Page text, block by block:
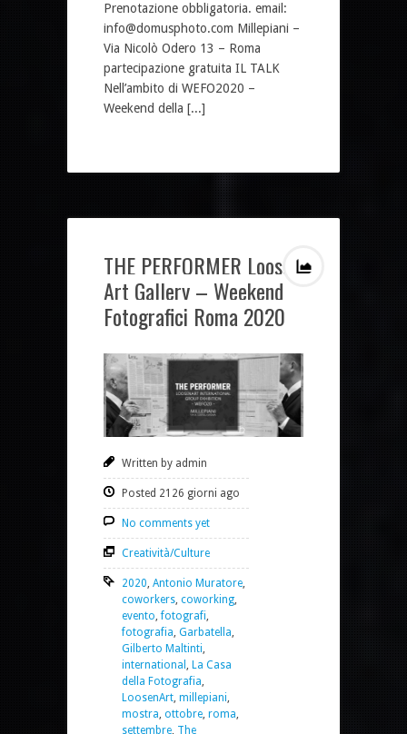
Prenotazione obbligatoria. email:
info@domusphoto.com Millepiani –
Via Nicolò Odero 13 – Roma
partecipazione gratuita IL TALK
Nell’ambito di WEFO2020 –
Weekend della [...]
THE PERFORMER Loosen
Art Gallery – Weekend
Fotografici Roma 2020
Written by admin
Posted 2126 giorni ago
No comments yet
Creatività/Culture
2020, Antonio Muratore,
coworkers, coworking,
evento,fotografi,
fotografia, Garbatella,
Gilberto Maltinti,
international , La Casa
della Fotografia,
LoosenArt, millepiani,
mostra, ottobre, roma,
settembre, The